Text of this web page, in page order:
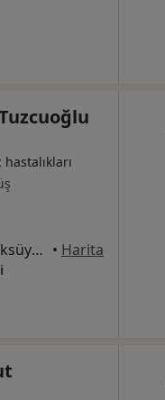
Merkez Efendi Mah. 8 Eylül Cad. Aksüyek Sitesi No: 177/2, Manisa • Harita